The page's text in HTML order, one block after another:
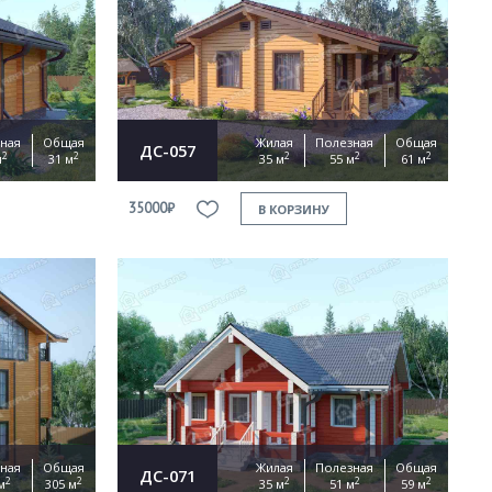
2
Общая
31 м2 ДС-057
Жилая
35 м2
Полезная
55 м2
Общая
61 м2
35000₽ В КОРЗИНУ
2
Общая
305 м2 ДС-071
Жилая
35 м2
Полезная
51 м2
Общая
59 м2